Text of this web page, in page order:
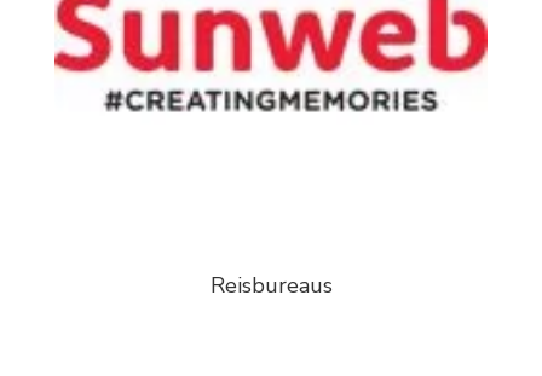
Reisbureaus